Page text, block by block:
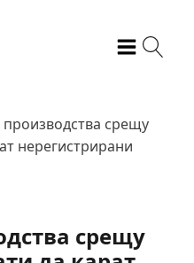
срещу
нерегистрирани
срещу